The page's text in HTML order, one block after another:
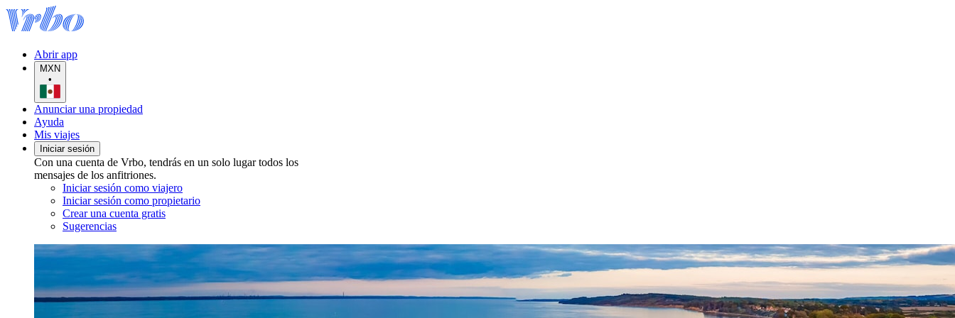
Abrir app
MXN
•
Anunciar una propiedad
Ayuda
Mis viajes
Iniciar sesión
Con una cuenta de Vrbo, tendrás en un solo lugar todos los
mensajes de los anfitriones.
Iniciar sesión como viajero
Iniciar sesión como propietario
Crear una cuenta gratis
Sugerencias